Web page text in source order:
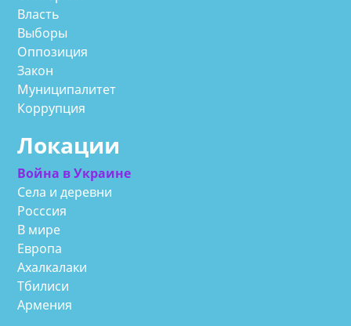
Власть
Выборы
Оппозиция
Закон
Муниципалитет
Коррупция
Локации
Война в Украине
Села и деревни
Росссия
В мире
Европа
Ахалкалаки
Тбилиси
Армения